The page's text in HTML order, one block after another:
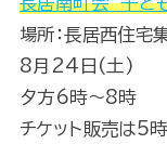
場所：長居西住
8月24日(土)
夕方6時～8時
チケット販売は5